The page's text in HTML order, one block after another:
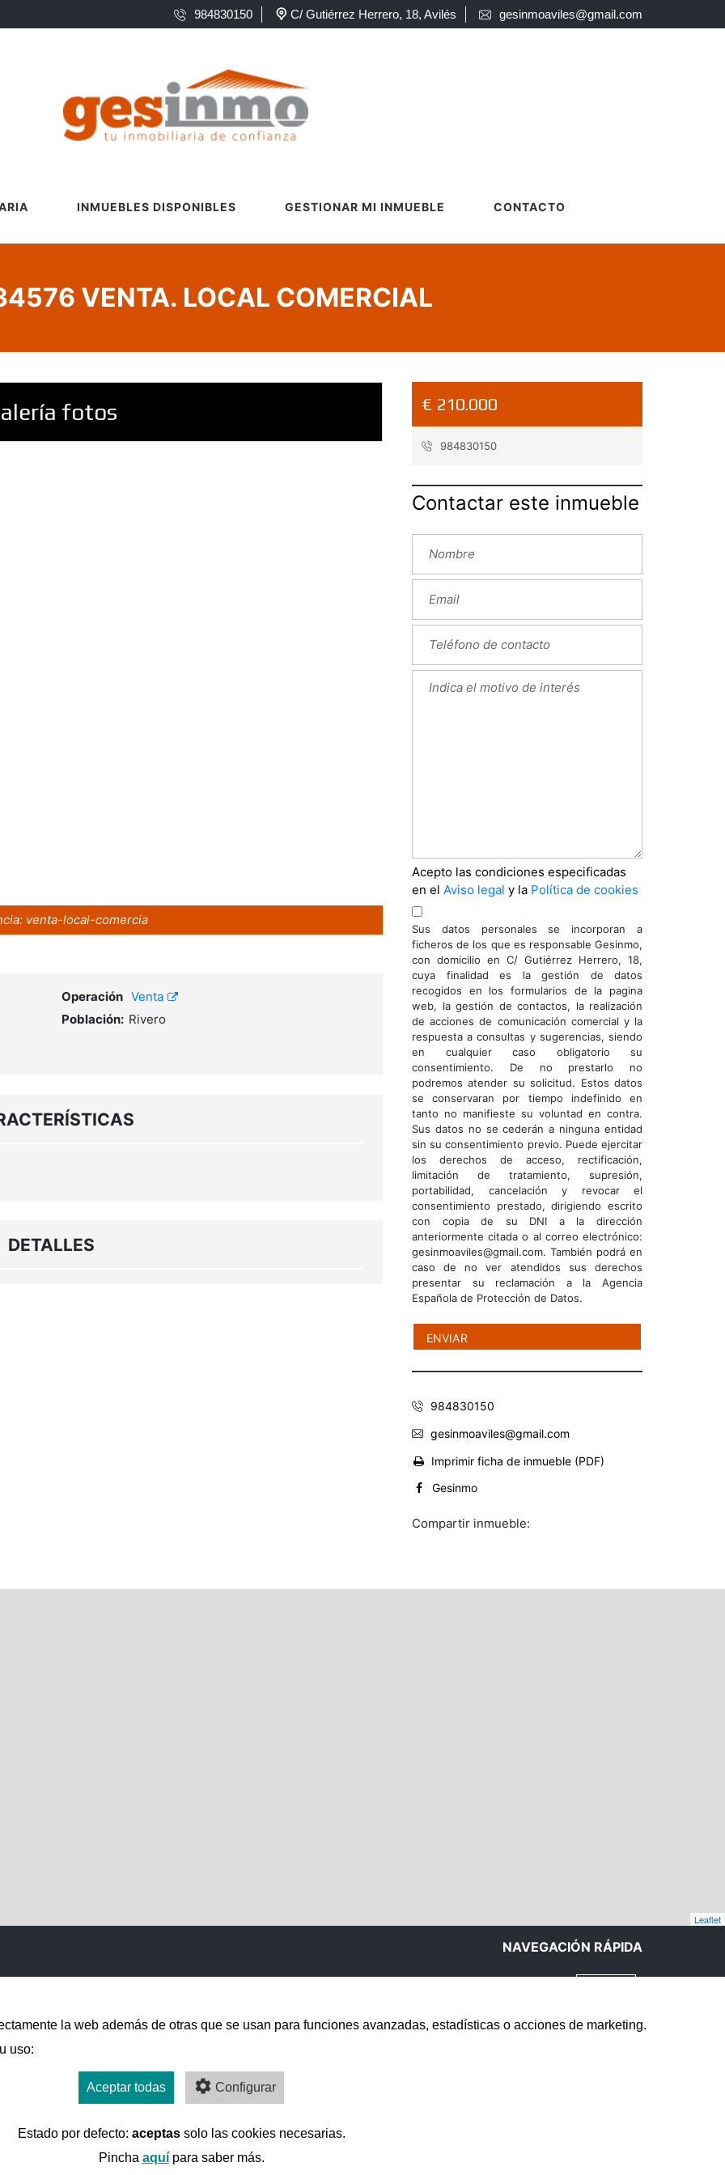
la web además de otras que se usan para funciones avanzadas, estadísticas o acciones de marketing.
uso:
Aceptar todas Configurar
Estado por defecto: aceptassolo las cookies necesarias.
Pincha aquípara saber más.
984830150 C/ Gutiérrez Herrero, 18, Avilés gesinmoaviles@gmail.com
INMUEBLES DISPONIBLES GESTIONAR MI INMUEBLE CONTACTO
VENTA. LOCAL COMERCIAL
fotos
venta-local-comercia
Operación Venta
Población: Rivero
DETALLES
€ 210.000
984830150
Contactar este inmueble
Acepto las condiciones especificadas
en el Aviso legal y la Política de cookies
Sus datos personales se incorporan a
ficheros de los que es responsable Gesinmo,
con domicilio en C/ Gutiérrez Herrero, 18,
cuya finalidad es la gestión de datos
recogidos en los formularios de la pagina
web, la gestión de contactos, la realización
de acciones de comunicación comercial y la
respuesta a consultas y sugerencias, siendo
en cualquier caso obligatorio su
consentimiento. De no prestarlo no
podremos atender su solicitud. Estos datos
se conservaran por tiempo indefinido en
tanto no manifieste su voluntad en contra.
Sus datos no se cederán a ninguna entidad
sin su consentimiento previo. Puede ejercitar
los derechos de acceso, rectificación,
limitación de tratamiento, supresión,
portabilidad, cancelación y revocar el
consentimiento prestado, dirigiendo escrito
con copia de su DNI a la dirección
anteriormente citada o al correo electrónico:
gesinmoaviles@gmail.com. También podrá en
caso de no ver atendidos sus derechos
presentar su reclamación a la Agencia
Española de Protección de Datos.
984830150
gesinmoaviles@gmail.com
Imprimir ficha de inmueble (PDF)
Gesinmo
Compartir inmueble:
Leaflet
NAVEGACIÓN RÁPIDA
CONTACTO